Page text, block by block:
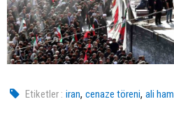
Etiketler : iran,cenaze töreni,ali